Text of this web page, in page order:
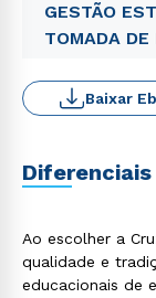
GESTÃO
TOMADA DE
Baixar
Ao escolher a
qualidade e
educacionais de